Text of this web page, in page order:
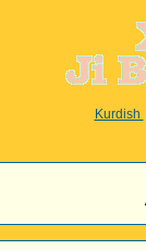
Kurdish